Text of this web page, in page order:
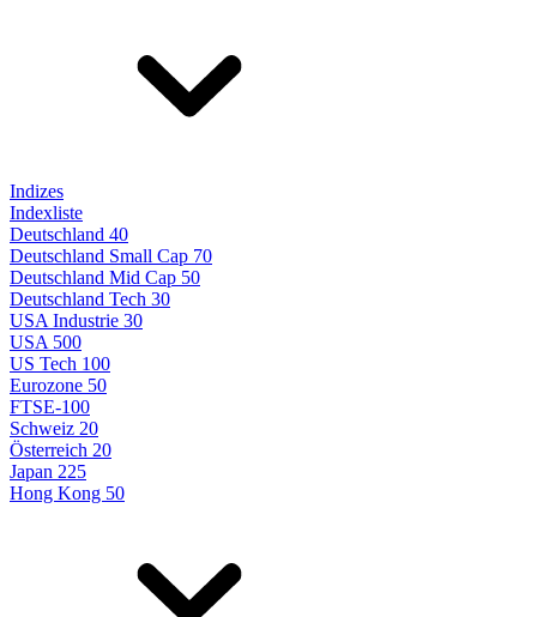
Indizes
Indexliste
Deutschland 40
Deutschland Small Cap 70
Deutschland Mid Cap 50
Deutschland Tech 30
USA Industrie 30
USA 500
US Tech 100
Eurozone 50
FTSE-100
Schweiz 20
Österreich 20
Japan 225
Hong Kong 50